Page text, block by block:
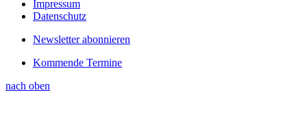
Impressum
Datenschutz
Newsletter abonnieren
Kommende Termine
nach oben